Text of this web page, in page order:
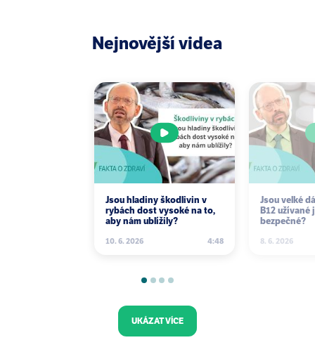
Nejnovější videa
Jsou hladiny škodlivin v
rybách dost vysoké na to,
aby nám ublížily?
10. 6. 2026 4:48
Jsou velké
B12 užívané
bezpečné?
8. 6. 2026
UKÁZAT VÍCE